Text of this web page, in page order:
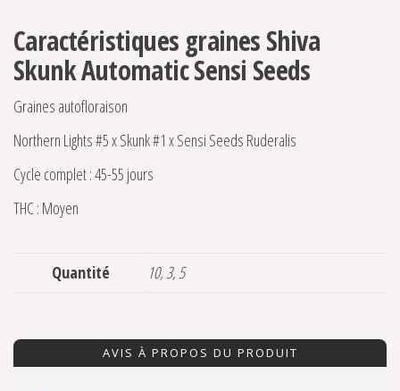
Caractéristiques graines Shiva
Skunk Automatic Sensi Seeds
Graines autofloraison
Northern Lights #5 x Skunk #1 x Sensi Seeds Ruderalis
Cycle complet : 45-55 jours
THC : Moyen
Quantité 10, 3, 5
AVIS À PROPOS DU PRODUIT